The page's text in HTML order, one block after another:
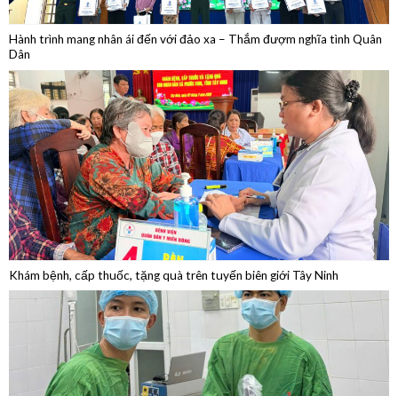
Khám bệnh, cấp thuốc, tặng quà trên tuyến biên giới Tây Ninh